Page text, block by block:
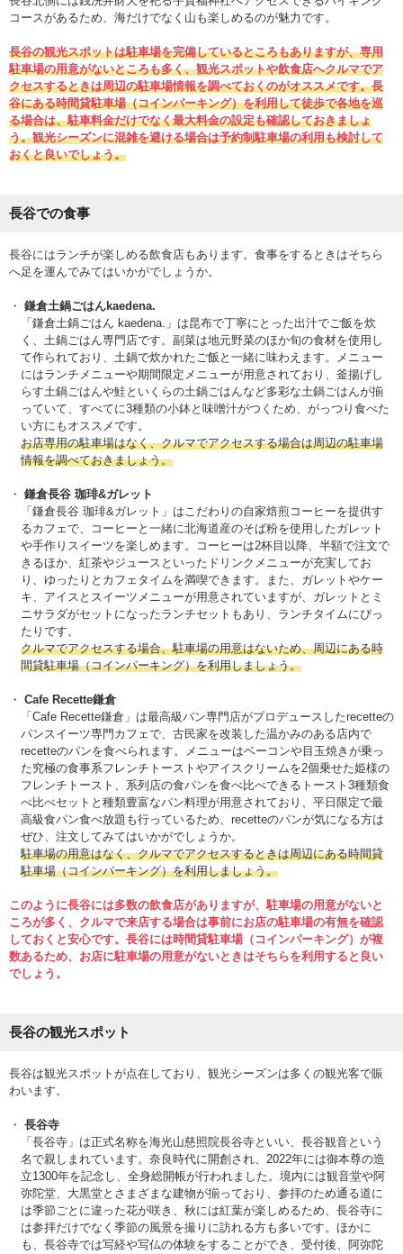
コースがあるため、海だけでなく山も楽しめるのが魅力です。
長谷の観光スポットは駐車場を完備しているところもありますが、専用
駐車場の用意がないところも多く、観光スポットや飲食店へクルマでア
クセスするときは周辺の駐車場情報を調べておくのがオススメです。長
谷にある時間貸駐車場（コインパーキング）を利用して徒歩で各地を巡
る場合は、駐車料金だけでなく最大料金の設定も確認しておきましょ
う。観光シーズンに混雑を避ける場合は予約制駐車場の利用も検討して
おくと良いでしょう。
長谷での食事
長谷にはランチが楽しめる飲食店もあります。食事をするときはそちら
へ足を運んでみてはいかがでしょうか。
鎌倉土鍋ごはんkaedena.
「鎌倉土鍋ごはん kaedena.」は昆布で丁寧にとった出汁でご飯を炊
く、土鍋ごはん専門店です。副菜は地元野菜のほか旬の食材を使用し
て作られており、土鍋で炊かれたご飯と一緒に味わえます。メニュー
にはランチメニューや期間限定メニューが用意されており、釜揚げし
らす土鍋ごはんや鮭といくらの土鍋ごはんなど多彩な土鍋ごはんが揃
っていて、すべてに3種類の小鉢と味噌汁がつくため、がっつり食べた
い方にもオススメです。
お店専用の駐車場はなく、クルマでアクセスする場合は周辺の駐車場
情報を調べておきましょう。
鎌倉長谷 珈琲&ガレット
「鎌倉長谷 珈琲&ガレット」はこだわりの自家焙煎コーヒーを提供す
るカフェで、コーヒーと一緒に北海道産のそば粉を使用したガレット
や手作りスイーツを楽しめます。コーヒーは2杯目以降、半額で注文で
きるほか、紅茶やジュースといったドリンクメニューが充実してお
り、ゆったりとカフェタイムを満喫できます。また、ガレットやケー
キ、アイスとスイーツメニューが用意されていますが、ガレットとミ
ニサラダがセットになったランチセットもあり、ランチタイムにぴっ
たりです。
クルマでアクセスする場合、駐車場の用意はないため、周辺にある時
間貸駐車場（コインパーキング）を利用しましょう。
Cafe Recette鎌倉
「Cafe Recette鎌倉」は最高級パン専門店がプロデュースしたrecetteの
パンスイーツ専門カフェで、古民家を改装した温かみのある店内で
recetteのパンを食べられます。メニューはベーコンや目玉焼きが乗っ
た究極の食事系フレンチトーストやアイスクリームを2個乗せた姫様の
フレンチトースト、系列店の食パンを食べ比べできるトースト3種類食
べ比べセットと種類豊富なパン料理が用意されており、平日限定で最
高級食パン食べ放題も行っているため、recetteのパンが気になる方は
ぜひ、注文してみてはいかがでしょうか。
駐車場の用意はなく、クルマでアクセスするときは周辺にある時間貸
駐車場（コインパーキング）を利用しましょう。
このように長谷には多数の飲食店がありますが、駐車場の用意がないと
ころが多く、クルマで来店する場合は事前にお店の駐車場の有無を確認
しておくと安心です。長谷には時間貸駐車場（コインパーキング）が複
数あるため、お店に駐車場の用意がないときはそちらを利用すると良い
でしょう。
長谷の観光スポット
長谷は観光スポットが点在しており、観光シーズンは多くの観光客で賑
わいます。
長谷寺
「長谷寺」は正式名称を海光山慈照院長谷寺といい、長谷観音という
名で親しまれています。奈良時代に開創され、2022年には御本尊の造
立1300年を記念し、全身総開帳が行われました。境内には観音堂や阿
弥陀堂、大黒堂とさまざまな建物が揃っており、参拝のため通る道に
は季節ごとに違った花が咲き、秋には紅葉が楽しめるため、長谷寺に
は参拝だけでなく季節の風景を撮りに訪れる方も多いです。ほかに
も、長谷寺では写経や写仏の体験をすることができ、受付後、阿弥陀